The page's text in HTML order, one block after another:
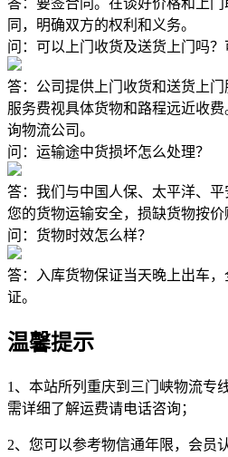
同，明确双方的权利和义务。
问：可以上门收货及送货上门吗？
答：公司提供上门收货和送货上门
服务费视具体货物和路程远近收
询物流公司。
问：运输途中货损坏怎么处理？
答：我们与中国人保、太平洋、
您的货物运输安全，损缺货物按价
问：货物时效怎么样？
答：入库货物保证当天晚上出车
证。
温馨提示
1、本站所列重庆到三门峡物流专
需详细了解运费请电话咨询；
2、您可以参考物信通年限，会员